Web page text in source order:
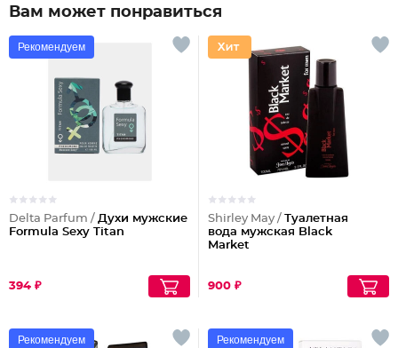
Вам может понравиться
Рекомендуем
Delta Parfum / Духи мужские
Formula Sexy Titan
394 ₽
Shirley May / Туалетная
вода мужская Black
Market
900 ₽
Рекомендуем Рекомендуем